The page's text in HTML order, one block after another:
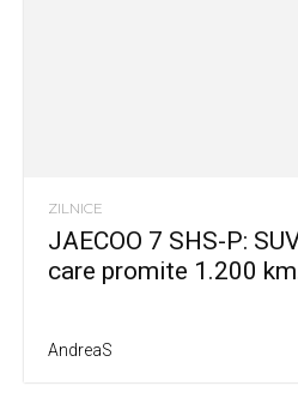
ZILNICE
JAECOO 7 SHS-P:
care promite 1.200
AndreaS